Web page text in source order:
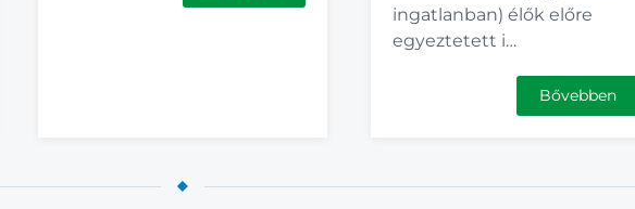
ingatlanban) élők előre
egyeztetett i…
Bővebben